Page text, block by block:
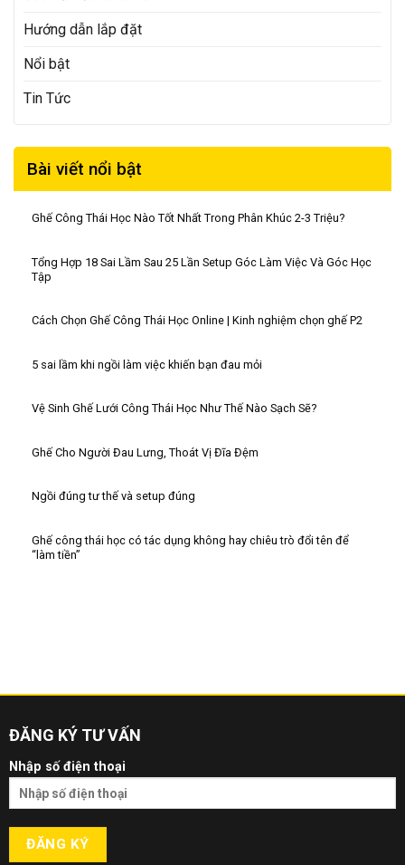
Hướng dẫn lắp đặt
Nổi bật
Tin Tức
Bài viết nổi bật
Ghế Công Thái Học Nào Tốt Nhất Trong Phân Khúc 2-3 Triệu?
Tổng Hợp 18 Sai Lầm Sau 25 Lần Setup Góc Làm Việc Và Góc Học
Tập
Cách Chọn Ghế Công Thái Học Online | Kinh nghiệm chọn ghế P2
5 sai lầm khi ngồi làm việc khiến bạn đau mỏi
Vệ Sinh Ghế Lưới Công Thái Học Như Thế Nào Sạch Sẽ?
Ghế Cho Người Đau Lưng, Thoát Vị Đĩa Đệm
Ngồi đúng tư thế và setup đúng
Ghế công thái học có tác dụng không hay chiêu trò đổi tên để
“làm tiền”
ĐĂNG KÝ TƯ VẤN
Nhập số điện thoại